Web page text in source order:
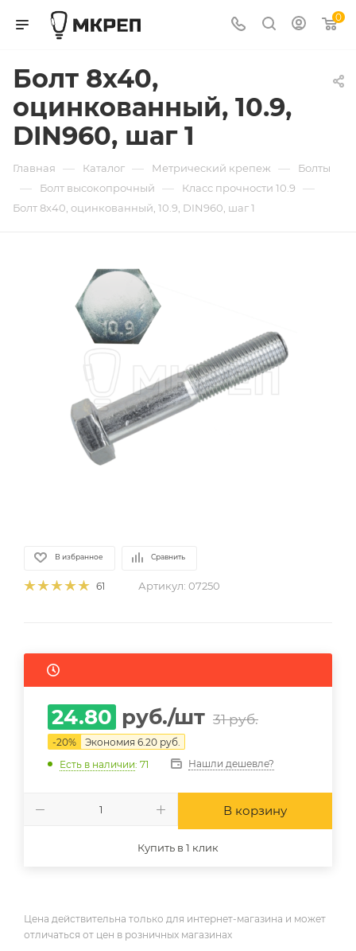
0
Болт 8х40,
оцинкованный, 10.9,
DIN960, шаг 1
Главная — Каталог — Метрический крепеж — Болты
— Болт высокопрочный — Класс прочности 10.9 —
Болт 8х40, оцинкованный, 10.9, DIN960, шаг 1
В избранное Сравнить
61 Артикул: 07250
24.80 руб./шт 31руб.
-20% Экономия 6.20 руб.
Есть в наличии: 71 Нашли дешевле?
В корзину
Купить в 1 клик
Цена действительна только для интернет-магазина и может
отличаться от цен в розничных магазинах